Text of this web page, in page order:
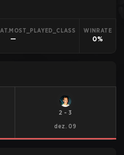
—
WINRATE
0%
2 - 3
dez. 09